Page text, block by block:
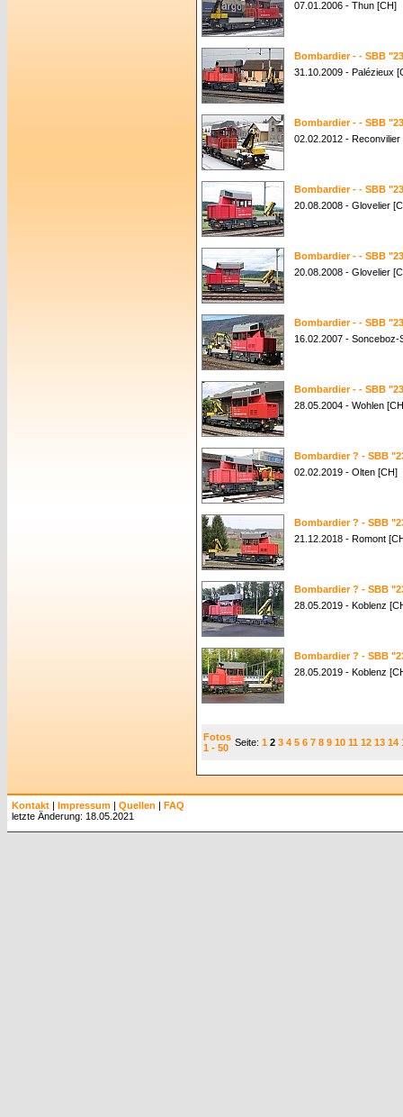
07.01.2006 - Thun [CH]
Bombardier - - SBB
31.10.2009 - Palézieux
Bombardier - - SBB
02.02.2012 - Reconvilier
Bombardier - - SBB
20.08.2008 - Glovelier
Bombardier - - SBB
20.08.2008 - Glovelier
Bombardier - - SBB
16.02.2007 - Sonceboz-
Bombardier - - SBB
28.05.2004 - Wohlen
Bombardier ? - SBB
02.02.2019 - Olten [CH]
Bombardier ? - SBB
21.12.2018 - Romont
Bombardier ? - SBB
28.05.2019 - Koblenz
Bombardier ? - SBB
28.05.2019 - Koblenz
Fotos
1 - 50 Seite: 1 2 3 4 5 6 7 8 9 10 11 12 13 14
Kontakt | Impressum | Quellen | FAQ
letzte Änderung: 18.05.2021